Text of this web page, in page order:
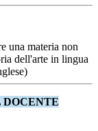
una materia non
dell'arte in lingua